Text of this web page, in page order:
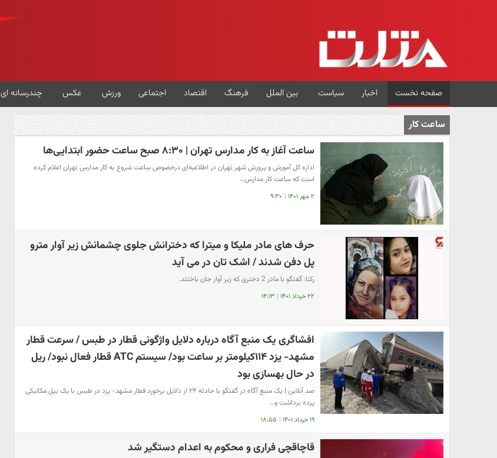
صفحه نخست اخبار سیاست بین الملل فرهنگ اقتصاد اجتماعی ورزش عکس چندرسانه ای
ساعت کار
ساعت آغاز به کار مدارس تهران | ۸:۳۰ صبح ساعت حضور ابتدایی‌ها
اداره کل آموزش و پرورش شهر تهران در اطلاعیه‌ای درخصوص ساعت شروع به کار مدارس تهران اعلام کرده
است که ساعت کار مدارس…
۲ مهر ۱۴۰۱ | ۹:۳۰
حرف های مادر ملیکا و میترا که دخترانش جلوی چشمانش زیر آوار مترو
پل دفن شدند / اشک تان در می آید
رکنا: گفتگو با مادر 2 دختری که زیر آوار جان باختند.
۲۲ خرداد ۱۴۰۱ | ۱۴:۱۳
افشاگری یک منبع آگاه درباره دلایل واژگونی قطار در طبس / سرعت قطار
مشهد- یزد ۱۱۴کیلومتر بر ساعت بود/ سیستم ATC قطار فعال نبود/ ریل
در حال بهسازی بود
صد آنلاین | یک منبع آگاه در گفتگو با حادثه ۲۴ از دلایل برخورد قطار مشهد- یزد در طبس با یک بیل مکانیکی
پرده برداشت و…
۱۹ خرداد ۱۴۰۱ | ۱۸:۵۵
قاچاقچی فراری و محکوم به اعدام دستگیر شد